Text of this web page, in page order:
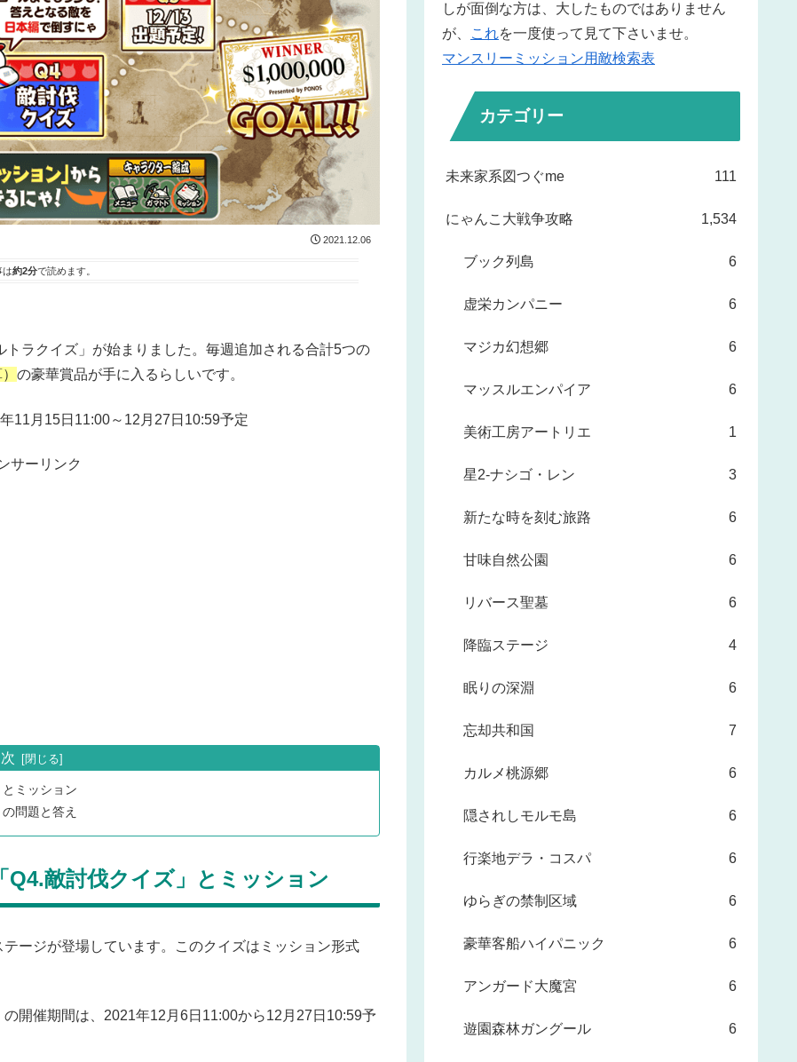
2021.12.06
は約2分で読めます。
ラクイズ」が始まりました。毎週追加される合計5つの
の豪華賞品が手に入るらしいです。
11月15日11:00～12月27日10:59予定
サーリンク
ミッション
問題と答え
敵討伐クイズ」とミッション
ージが登場しています。このクイズはミッション形式
開催期間は、2021年12月6日11:00から12月27日10:59予
しが面倒な方は、大したものではありません
が、
これを一度使って見て下さいませ。
マンスリーミッション用敵検索表
カテゴリー
未来家系図つぐme 111
にゃんこ大戦争攻略 1,534
ブック列島 6
虚栄カンパニー 6
マジカ幻想郷 6
マッスルエンパイア 6
美術工房アートリエ 1
星2-ナシゴ・レン 3
新たな時を刻む旅路 6
甘味自然公園 6
リバース聖墓 6
降臨ステージ 4
眠りの深淵 6
忘却共和国 7
カルメ桃源郷 6
隠されしモルモ島 6
行楽地デラ・コスパ 6
ゆらぎの禁制区域 6
豪華客船ハイパニック 6
アンガード大魔宮 6
遊園森林ガングール 6